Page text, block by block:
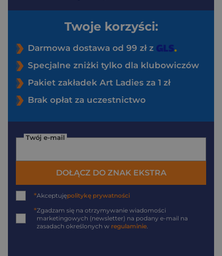
Twoje korzyści:
Darmowa dostawa od 99 zł z
Specjalne zniżki tylko dla klubowiczów
Pakiet zakładek Art Ladies za 1 zł
Brak opłat za uczestnictwo
Twój e-mail
DOŁĄCZ DO ZNAK EKSTRA
*Akceptujępolitykę prywatności
*Zgadzam się na otrzymywanie wiadomości
marketingowych (newsletter) na podany e-mail na
zasadach określonych w regulaminie